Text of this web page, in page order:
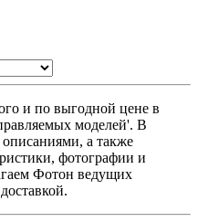
и по выгодной цене в
моделей'. В
а также
фотографии и
Фотон ведущих